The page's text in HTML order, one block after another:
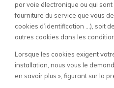
par voie électronique ou qui
fourniture du service que vous
cookies d’identification …), soit
autres cookies dans les
Lorsque les cookies exigent
installation, nous vous le
en savoir plus », figurant sur la